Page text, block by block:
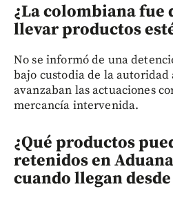
¿La colombiana fue
llevar productos
No se informó de una
bajo custodia de la
avanzaban las actuaciones
mercancía intervenida.
¿Qué productos
retenidos en
cuando llegan